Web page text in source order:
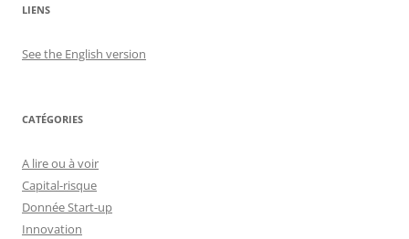
LIENS
See the English version
CATÉGORIES
A lire ou à voir
Capital-risque
Donnée Start-up
Innovation